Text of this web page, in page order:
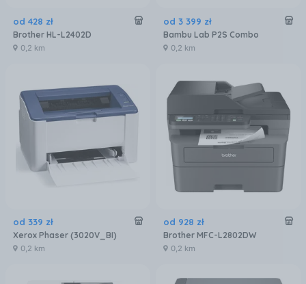
od 428 zł
Brother HL-L2402D
0,2 km
od 3 399 zł
Bambu Lab P2S Combo
0,2 km
od 339 zł
Xerox Phaser (3020V_BI)
0,2 km
od 928 zł
Brother MFC-L2802DW
0,2 km